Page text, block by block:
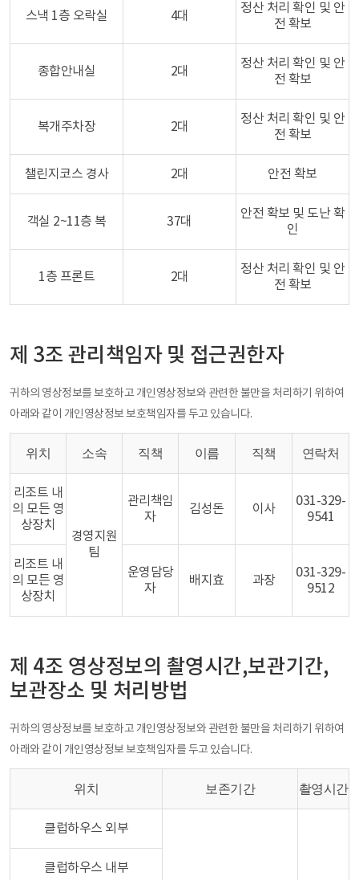
스낵 1층 오락실 4대
정산 처리 확인 및 안
전 확보
종합안내실 2대
정산 처리 확인 및 안
전 확보
복개주차장 2대
정산 처리 확인 및 안
전 확보
챌린지코스 경사 2대 안전 확보
객실 2~11층 복 37대
안전 확보 및 도난 확
인
1층 프론트 2대
정산 처리 확인 및 안
전 확보
제 3조 관리책임자 및 접근권한자
귀하의 영상정보를 보호하고 개인영상정보와 관련한 불만을 처리하기 위하여
아래와 같이 개인영상정보 보호책임자를 두고 있습니다.
위치 소속 직책 이름 직책 연락처
리조트 내
의 모든 영
상장치
경영지원
팀
관리책임
자
김성돈 이사
031-329-
9541
리조트 내
의 모든 영
상장치
운영담당
자
배지효 과장
031-329-
9512
제 4조 영상정보의 촬영시간,보관기간,
보관장소 및 처리방법
귀하의 영상정보를 보호하고 개인영상정보와 관련한 불만을 처리하기 위하여
아래와 같이 개인영상정보 보호책임자를 두고 있습니다.
위치 보존기간 촬영시간
클럽하우스 외부
클럽하우스 내부